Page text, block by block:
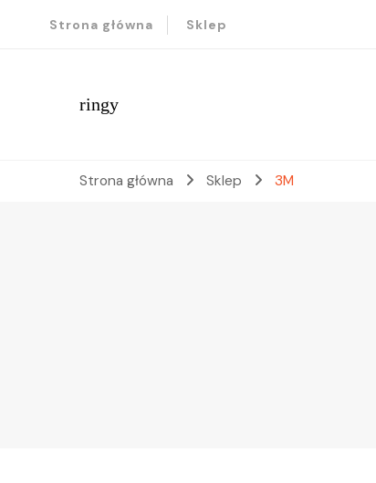
Strona główna Sklep
ringy
Strona główna Sklep 3M